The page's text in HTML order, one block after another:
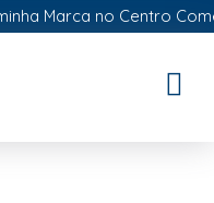
Marca no Centro